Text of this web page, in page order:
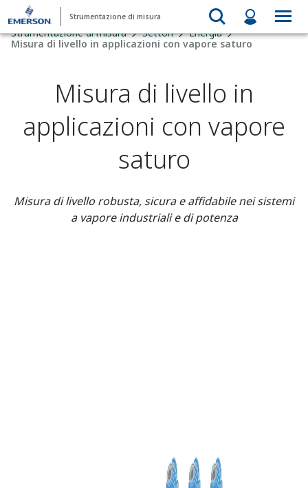
Strumentazione di misura
Strumentazione di misura Settori
Energia
Misura di livello in applicazioni con vapore saturo
Misura di livello in
applicazioni con vapore
saturo
Misura di livello robusta, sicura e affidabile nei sistemi
a vapore industriali e di potenza